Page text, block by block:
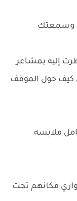
وسمعتك
إليه بمشاعر
حول الموقف
ملابسه
مكانهم تحت